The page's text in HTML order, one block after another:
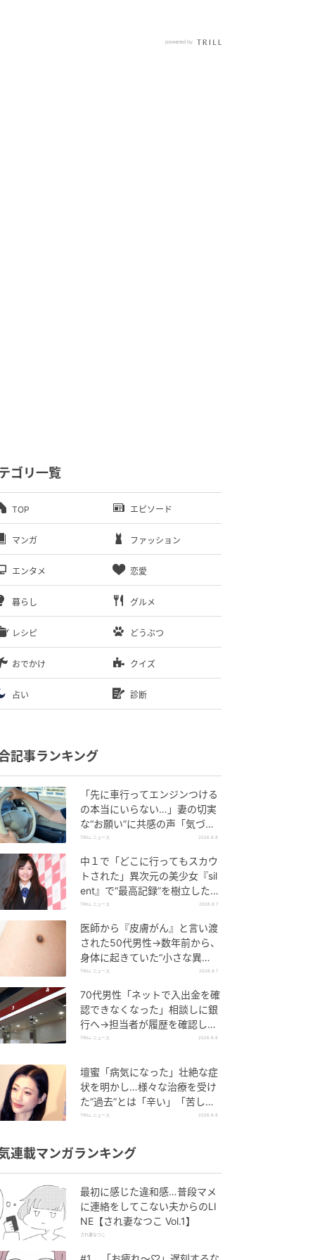
ゴリ一覧
TOP エピソード
マンガ ファッション
エンタメ 恋愛
暮らし グルメ
レシピ どうぶつ
おでかけ クイズ
占い 診断
記事ランキング
「先に車行ってエンジンつける
の本当にいらない…」妻の切実
な“お願い”に共感の声「気づか
ないんですよね…」
TRILL ニュース 2026.8.8
中１で「どこに行ってもスカウ
トされた」異次元の美少女『sil
ent』で“最高記録”を樹立した
「反則級」の【トップ女優】
TRILL ニュース 2026.8.7
医師から『皮膚がん』と言い渡
された50代男性→数年前から、
身体に起きていた“小さな異
変”に「あのとき受診していれ
TRILL ニュース 2026.8.7
70代男性「ネットで入出金を確
認できなくなった」相談しに銀
行へ→担当者が履歴を確認した
ところ…判明した“恐ろしい事
TRILL ニュース 2026.8.8
壇蜜「病気になった」壮絶な症
状を明かし…様々な治療を受け
た“過去”とは「辛い」「苦し
い」
TRILL ニュース 2026.8.8
連載マンガランキング
最初に感じた違和感…普段マメ
に連絡をしてこない夫からのLI
NE【され妻なつこ Vol.1】
され妻なつこ